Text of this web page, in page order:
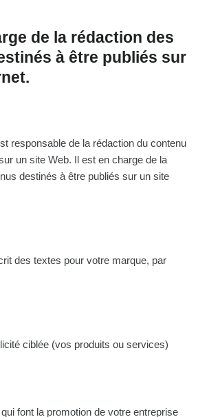
de la rédaction des
à être publiés sur
responsable de la rédaction du contenu
un site Web. Il est en charge de la
destinés à être publiés sur un site
des textes pour votre marque, par
ciblée (vos produits ou services)
font la promotion de votre entreprise